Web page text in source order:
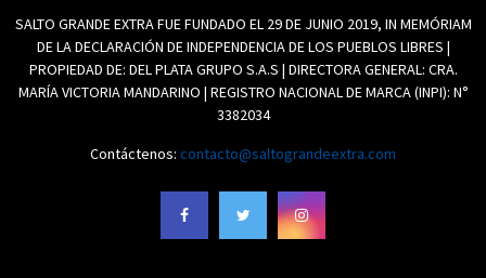
SALTO GRANDE EXTRA FUE FUNDADO EL 29 DE JUNIO 2019, IN MEMÓRIAM
DE LA DECLARACIÓN DE INDEPENDENCIA DE LOS PUEBLOS LIBRES |
PROPIEDAD DE: DEL PLATA GRUPO S.A.S | DIRECTORA GENERAL: CRA.
MARÍA VICTORIA MANDARINO | REGISTRO NACIONAL DE MARCA (INPI): N°
3382034
Contáctenos: contacto@saltograndeextra.com